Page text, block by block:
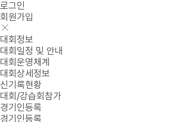
로그인
회원가입
대회정보
대회일정 및 안내
대회운영체계
대회상세정보
신기록현황
대회/강습회참가
경기인등록
경기인등록